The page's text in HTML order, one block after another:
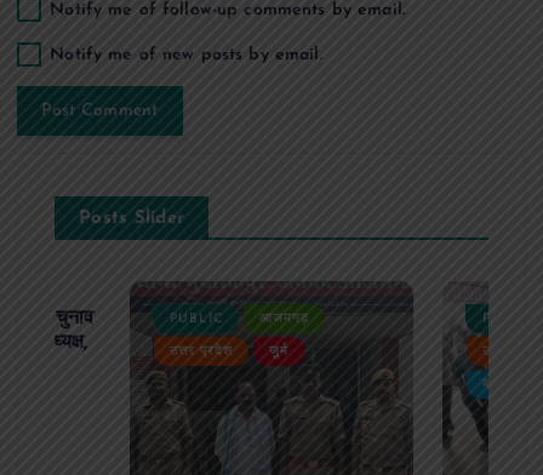
Notify me of follow-up comments by email.
Notify me of new posts by email.
Posts Slider
का चुनाव
बने अध्यक्ष,
PUBLIC आजमगढ़
उत्तर प्रदेश जुर्म
PUBLIC
उत्तर
बड़ी खबर